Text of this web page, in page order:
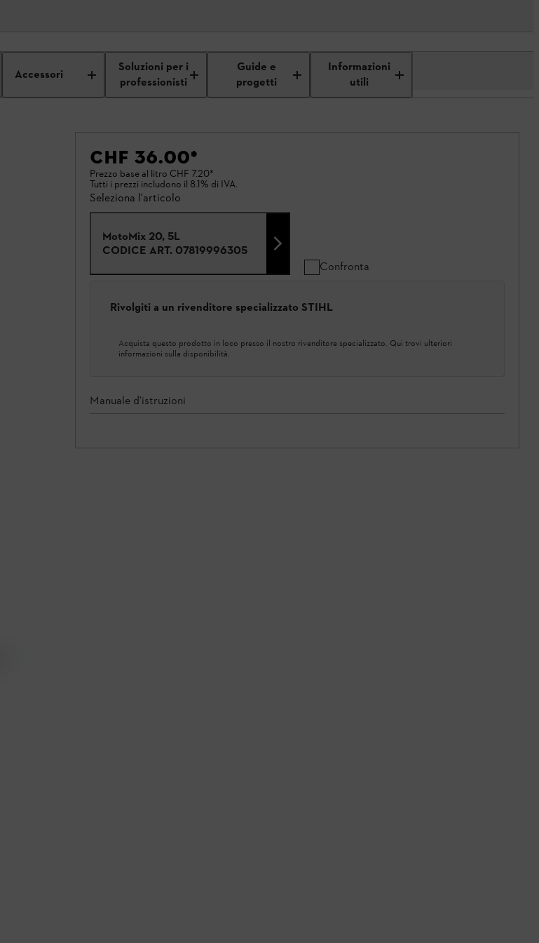
Accessori
Soluzioni per i
professionisti
Guide e
progetti
Informazioni
utili
CHF 36.00*
Prezzo base al litro CHF 7.20*
Tutti i prezzi includono il 8.1% di IVA.
Seleziona l'articolo
MotoMix 20, 5L
CODICE ART. 07819996305
Confronta
Rivolgiti a un rivenditore specializzato STIHL
Acquista questo prodotto in loco presso il nostro rivenditore specializzato. Qui trovi ulteriori
informazioni sulla disponibilità.
Manuale d'istruzioni